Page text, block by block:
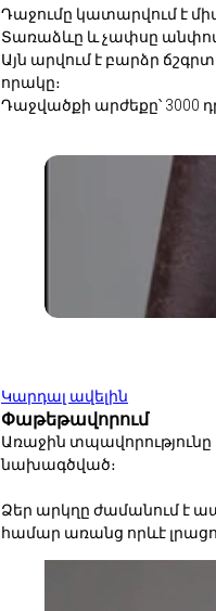
Դաջումը կատարվում է
Տառաձևը և չափսը
Այն արվում է բարձր
որակը։
Դաջվածքի արժեքը՝ 3000
Կարդալ ավելին
Փաթեթավորում
Առաջին
նախագծված։
Ձեր արկղը ժամանում է
համար առանց որևէ